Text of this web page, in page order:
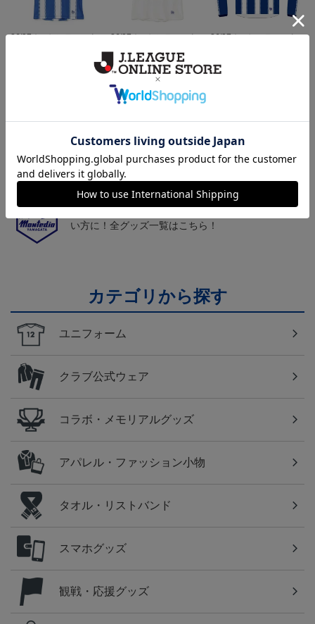
26/27オーセンティックユ 26/27オーセンティックユ
d）
18,700円～23,760円
26/27オーセンティックユ
山形
チームマスコット「ディーオ」グッズは、サポータ
山形
い方に！全グッズ一覧はこちら！
カテゴリから探す
ユニフォーム
クラブ公式ウェア
コラボ・メモリアルグッズ
アパレル・ファッション小物
タオル・リストバンド
スマホグッズ
観戦・応援グッズ